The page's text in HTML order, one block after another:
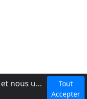
Avec votre accord, nos partenaires et nous utilisons des cookies ou technologies similaires pour stocker et accéder à vos informations personnelles, comme votre visite sur ce site.
Tout
Accepter